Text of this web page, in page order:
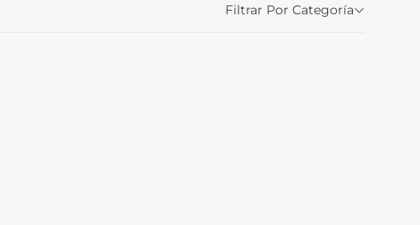
Filtrar Por Categoría